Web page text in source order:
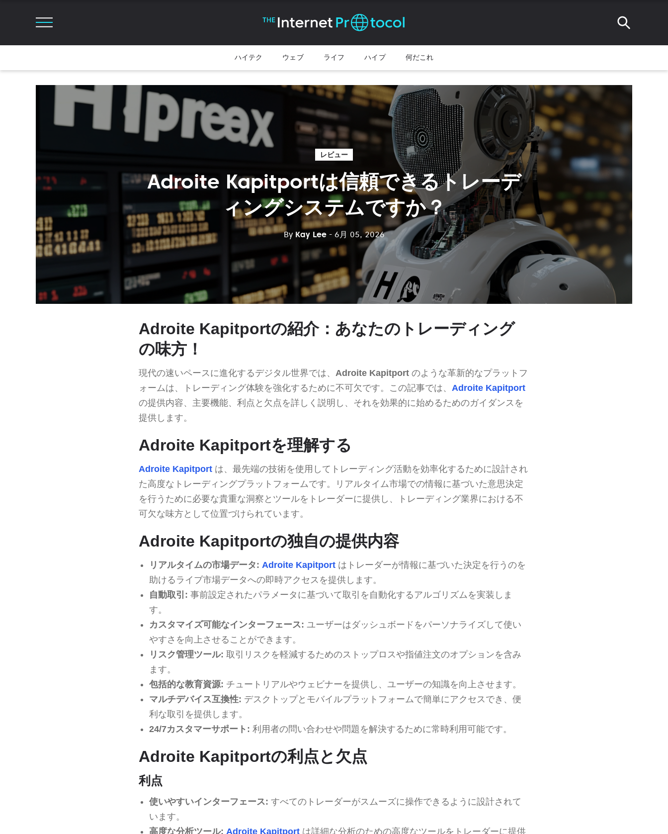
ハイテク ウェブ ライフ ハイプ 何だこれ
レビュー
Adroite Kapitportは信頼できるトレーデ
ィングシステムですか？
By Kay Lee - 6月 05, 2026
Adroite Kapitportの紹介：あなたのトレーディング
の味方！
現代の速いペースに進化するデジタル世界では、 Adroite Kapitport のような革新的なプラットフ
ォームは、トレーディング体験を強化するために不可欠です。この記事では、 Adroite Kapitport
の提供内容、主要機能、利点と欠点を詳しく説明し、それを効果的に始めるためのガイダンスを
提供します。
Adroite Kapitportを理解する
Adroite Kapitport は、最先端の技術を使用してトレーディング活動を効率化するために設計され
た高度なトレーディングプラットフォームです。リアルタイム市場での情報に基づいた意思決定
を行うために必要な貴重な洞察とツールをトレーダーに提供し、トレーディング業界における不
可欠な味方として位置づけられています。
Adroite Kapitportの独自の提供内容
リアルタイムの市場データ: Adroite Kapitportはトレーダーが情報に基づいた決定を行うのを
助けるライブ市場データへの即時アクセスを提供します。
自動取引: 事前設定されたパラメータに基づいて取引を自動化するアルゴリズムを実装しま
す。
カスタマイズ可能なインターフェース: ユーザーはダッシュボードをパーソナライズして使い
やすさを向上させることができます。
リスク管理ツール: 取引リスクを軽減するためのストップロスや指値注文のオプションを含み
ます。
包括的な教育資源: チュートリアルやウェビナーを提供し、ユーザーの知識を向上させます。
マルチデバイス互換性: デスクトップとモバイルプラットフォームで簡単にアクセスでき、便
利な取引を提供します。
24/7カスタマーサポート: 利用者の問い合わせや問題を解決するために常時利用可能です。
Adroite Kapitportの利点と欠点
利点
使いやすいインターフェース: すべてのトレーダーがスムーズに操作できるように設計されて
います。
高度な分析ツール: Adroite Kapitportは詳細な分析のための高度なツールをトレーダーに提供